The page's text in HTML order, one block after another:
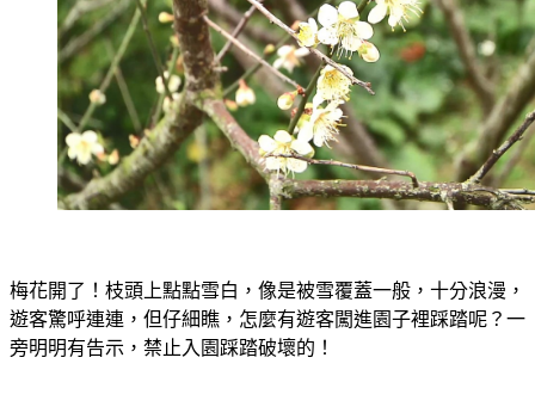
遊客驚呼連連，但仔細瞧，怎麼有遊客闖進園子裡踩踏呢？一
旁明明有告示，禁止入園踩踏破壞的！